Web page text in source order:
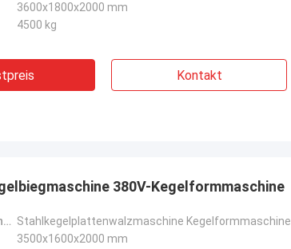
3600x1800x2000 mm
4500 kg
Kontakt
380V-Kegelformmaschine
Produktbezeichnung: Stahlkegelplattenwalzmaschine Kegelformmaschine
3500x1600x2000 mm